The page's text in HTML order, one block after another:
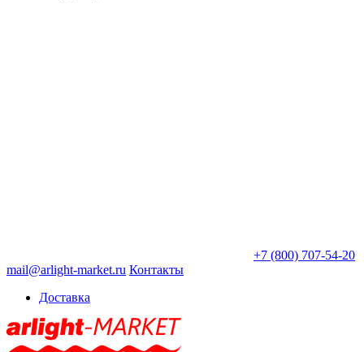
+7 (800) 707-54-20
mail@arlight-market.ru Контакты
Доставка